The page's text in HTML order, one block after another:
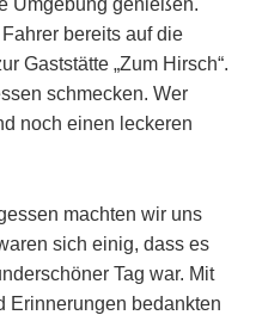
Umgebung genießen.
bereits auf die
Gaststätte „Zum Hirsch“.
schmecken. Wer
noch einen leckeren
machten wir uns
sich einig, dass es
Tag war. Mit
Erinnerungen bedankten